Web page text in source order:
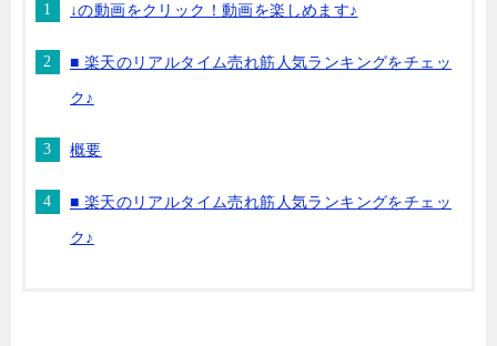
↓の動画をクリック！動画を楽しめます♪
■ 楽天のリアルタイム売れ筋人気ランキングをチェッ
ク♪
概要
■ 楽天のリアルタイム売れ筋人気ランキングをチェッ
ク♪